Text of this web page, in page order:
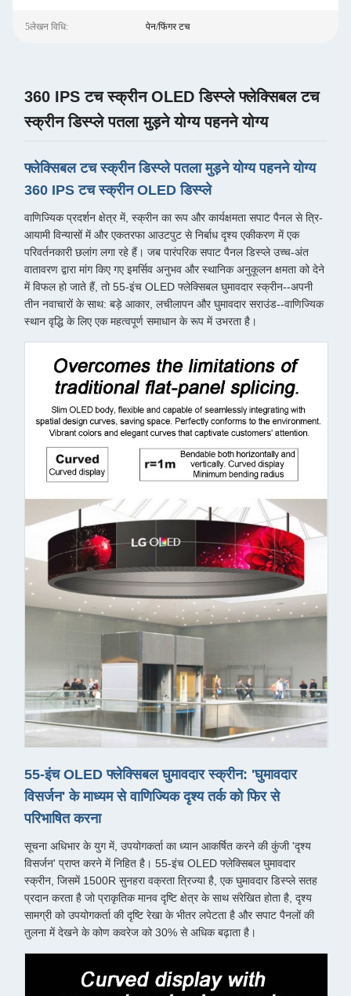
5लेखन विधि: पेन/फिंगर टच
360 IPS टच स्क्रीन OLED डिस्प्ले फ्लेक्सिबल टच
स्क्रीन डिस्प्ले पतला मुड़ने योग्य पहनने योग्य
फ्लेक्सिबल टच स्क्रीन डिस्प्ले पतला मुड़ने योग्य पहनने योग्य
360 IPS टच स्क्रीन OLED डिस्प्ले
वाणिज्यिक प्रदर्शन क्षेत्र में, स्क्रीन का रूप और कार्यक्षमता सपाट पैनल से त्रि-
आयामी विन्यासों में और एकतरफा आउटपुट से निर्बाध दृश्य एकीकरण में एक
परिवर्तनकारी छलांग लगा रहे हैं। जब पारंपरिक सपाट पैनल डिस्प्ले उच्च-अंत
वातावरण द्वारा मांग किए गए इमर्सिव अनुभव और स्थानिक अनुकूलन क्षमता को देने
में विफल हो जाते हैं, तो 55-इंच OLED फ्लेक्सिबल घुमावदार स्क्रीन--अपनी
तीन नवाचारों के साथ: बड़े आकार, लचीलापन और घुमावदार सराउंड--वाणिज्यिक
स्थान वृद्धि के लिए एक महत्वपूर्ण समाधान के रूप में उभरता है।
55-इंच OLED फ्लेक्सिबल घुमावदार स्क्रीन: 'घुमावदार
विसर्जन' के माध्यम से वाणिज्यिक दृश्य तर्क को फिर से
परिभाषित करना
सूचना अधिभार के युग में, उपयोगकर्ता का ध्यान आकर्षित करने की कुंजी 'दृश्य
विसर्जन' प्राप्त करने में निहित है। 55-इंच OLED फ्लेक्सिबल घुमावदार
स्क्रीन, जिसमें 1500R सुनहरा वक्रता त्रिज्या है, एक घुमावदार डिस्प्ले सतह
प्रदान करता है जो प्राकृतिक मानव दृष्टि क्षेत्र के साथ संरेखित होता है, दृश्य
सामग्री को उपयोगकर्ता की दृष्टि रेखा के भीतर लपेटता है और सपाट पैनलों की
तुलना में देखने के कोण कवरेज को 30% से अधिक बढ़ाता है।